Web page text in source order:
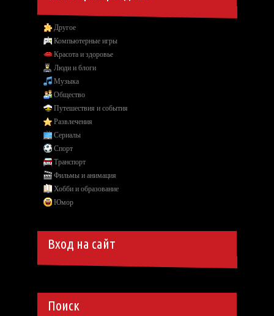
Другое
Компьютерные игры
Красота и здоровье
Люди и блоги
Музыка
Общество
Путешествия и события
Развлечения
Сериалы
Спорт
Транспорт
Фильмы и анимация
Хобби и образование
Юмор
Вход на сайт
Поиск